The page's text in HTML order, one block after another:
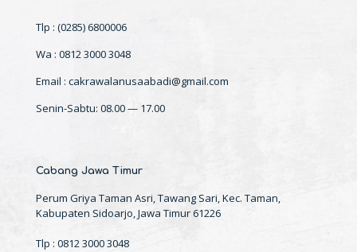
Tlp : (0285) 6800006
Wa : 0812 3000 3048
Email : cakrawalanusaabadi@gmail.com
Senin-Sabtu: 08.00 — 17.00
Cabang Jawa Timur
Perum Griya Taman Asri, Tawang Sari, Kec. Taman,
Kabupaten Sidoarjo, Jawa Timur 61226
Tlp : 0812 3000 3048